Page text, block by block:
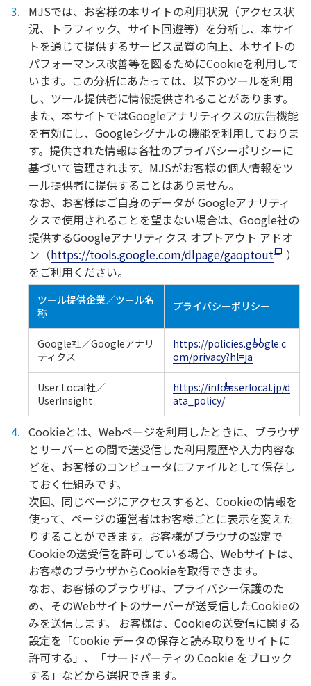
MJSでは、お客様の本サイトの利用状況（アクセス状
況、トラフィック、サイト回遊等）を分析し、本サイ
トを通じて提供するサービス品質の向上、本サイトの
パフォーマンス改善等を図るためにCookieを利用して
います。この分析にあたっては、以下のツールを利用
し、ツール提供者に情報提供されることがあります。
また、本サイトではGoogleアナリティクスの広告機能
を有効にし、Googleシグナルの機能を利⽤しておりま
す。提供された情報は各社のプライバシーポリシーに
基づいて管理されます。MJSがお客様の個人情報をツ
ール提供者に提供することはありません。
なお、お客様はご自身のデータが Googleアナリティ
クスで使用されることを望まない場合は、Google社の
提供するGoogleアナリティクス オプトアウト アドオ
ン（https://tools.google.com/dlpage/gaoptout
）
をご利用ください。
ツール提供企業／ツール名
称
プライバシーポリシー
Google社／Googleアナリ
ティクス
https://policies.google.c
om/privacy?hl=ja
User Local社／
UserInsight
https://info.userlocal.jp/d
ata_policy/
Cookieとは、Webページを利用したときに、ブラウザ
とサーバーとの間で送受信した利用履歴や入力内容な
どを、お客様のコンピュータにファイルとして保存し
ておく仕組みです。
次回、同じページにアクセスすると、Cookieの情報を
使って、ページの運営者はお客様ごとに表示を変えた
りすることができます。お客様がブラウザの設定で
Cookieの送受信を許可している場合、Webサイトは、
お客様のブラウザからCookieを取得できます。
なお、お客様のブラウザは、プライバシー保護のた
め、そのWebサイトのサーバーが送受信したCookieの
みを送信します。 お客様は、Cookieの送受信に関する
設定を「Cookie データの保存と読み取りをサイトに
許可する」、「サードパーティの Cookie をブロック
する」などから選択できます。